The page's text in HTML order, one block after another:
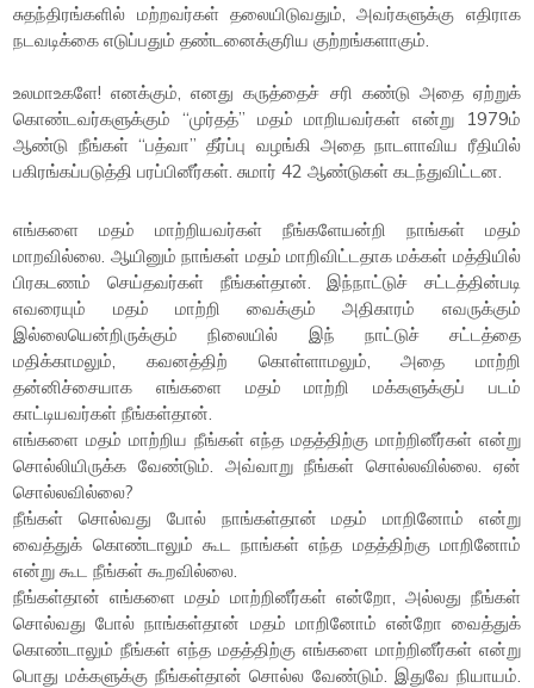
சுதந்திரங்களில் மற்றவர்கள் தலையிடுவதும், அவர்களுக்கு எதிராக
நடவடிக்கை எடுப்பதும் தண்டனைக்குரிய குற்றங்களாகும்.
உலமாஉகளே! எனக்கும், எனது கருத்தைச் சரி கண்டு அதை ஏற்றுக்
கொண்டவர்களுக்கும் “முர்தத்” மதம் மாறியவர்கள் என்று 1979ம்
ஆண்டு நீங்கள் “பத்வா” தீர்ப்பு வழங்கி அதை நாடளாவிய ரீதியில்
பகிரங்கப்படுத்தி பரப்பினீர்கள். சுமார் 42 ஆண்டுகள் கடந்துவிட்டன.
எங்களை மதம் மாற்றியவர்கள் நீங்களேயன்றி நாங்கள் மதம்
மாறவில்லை. ஆயினும் நாங்கள் மதம் மாறிவிட்டதாக மக்கள் மத்தியில்
பிரகடணம் செய்தவர்கள் நீங்கள்தான். இந்நாட்டுச் சட்டத்தின்படி
எவரையும் மதம் மாற்றி வைக்கும் அதிகாரம் எவருக்கும்
இல்லையென்றிருக்கும் நிலையில் இந் நாட்டுச் சட்டத்தை
மதிக்காமலும், கவனத்திற் கொள்ளாமலும், அதை மாற்றி
தன்னிச்சையாக எங்களை மதம் மாற்றி மக்களுக்குப் படம்
காட்டியவர்கள் நீங்கள்தான்.
எங்களை மதம் மாற்றிய நீங்கள் எந்த மதத்திற்கு மாற்றினீர்கள் என்று
சொல்லியிருக்க வேண்டும். அவ்வாறு நீங்கள் சொல்லவில்லை. ஏன்
சொல்லவில்லை?
நீங்கள் சொல்வது போல் நாங்கள்தான் மதம் மாறினோம் என்று
வைத்துக் கொண்டாலும் கூட நாங்கள் எந்த மதத்திற்கு மாறினோம்
என்று கூட நீங்கள் கூறவில்லை.
நீங்கள்தான் எங்களை மதம் மாற்றினீர்கள் என்றோ, அல்லது நீங்கள்
சொல்வது போல் நாங்கள்தான் மதம் மாறினோம் என்றோ வைத்துக்
கொண்டாலும் நீங்கள் எந்த மதத்திற்கு எங்களை மாற்றினீர்கள் என்று
பொது மக்களுக்கு நீங்கள்தான் சொல்ல வேண்டும். இதுவே நியாயம்.